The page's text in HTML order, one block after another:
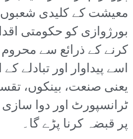
معیشت کے کلیدی شعبوں
بورژوازی کو حکومتی
کرنے کے ذرائع سے
اسے پیداوار اور تبادلے
یعنی صنعت، بینکوں،
ٹرانسپورٹ اور دوا
پر قبضہ کرنا پڑے گا۔